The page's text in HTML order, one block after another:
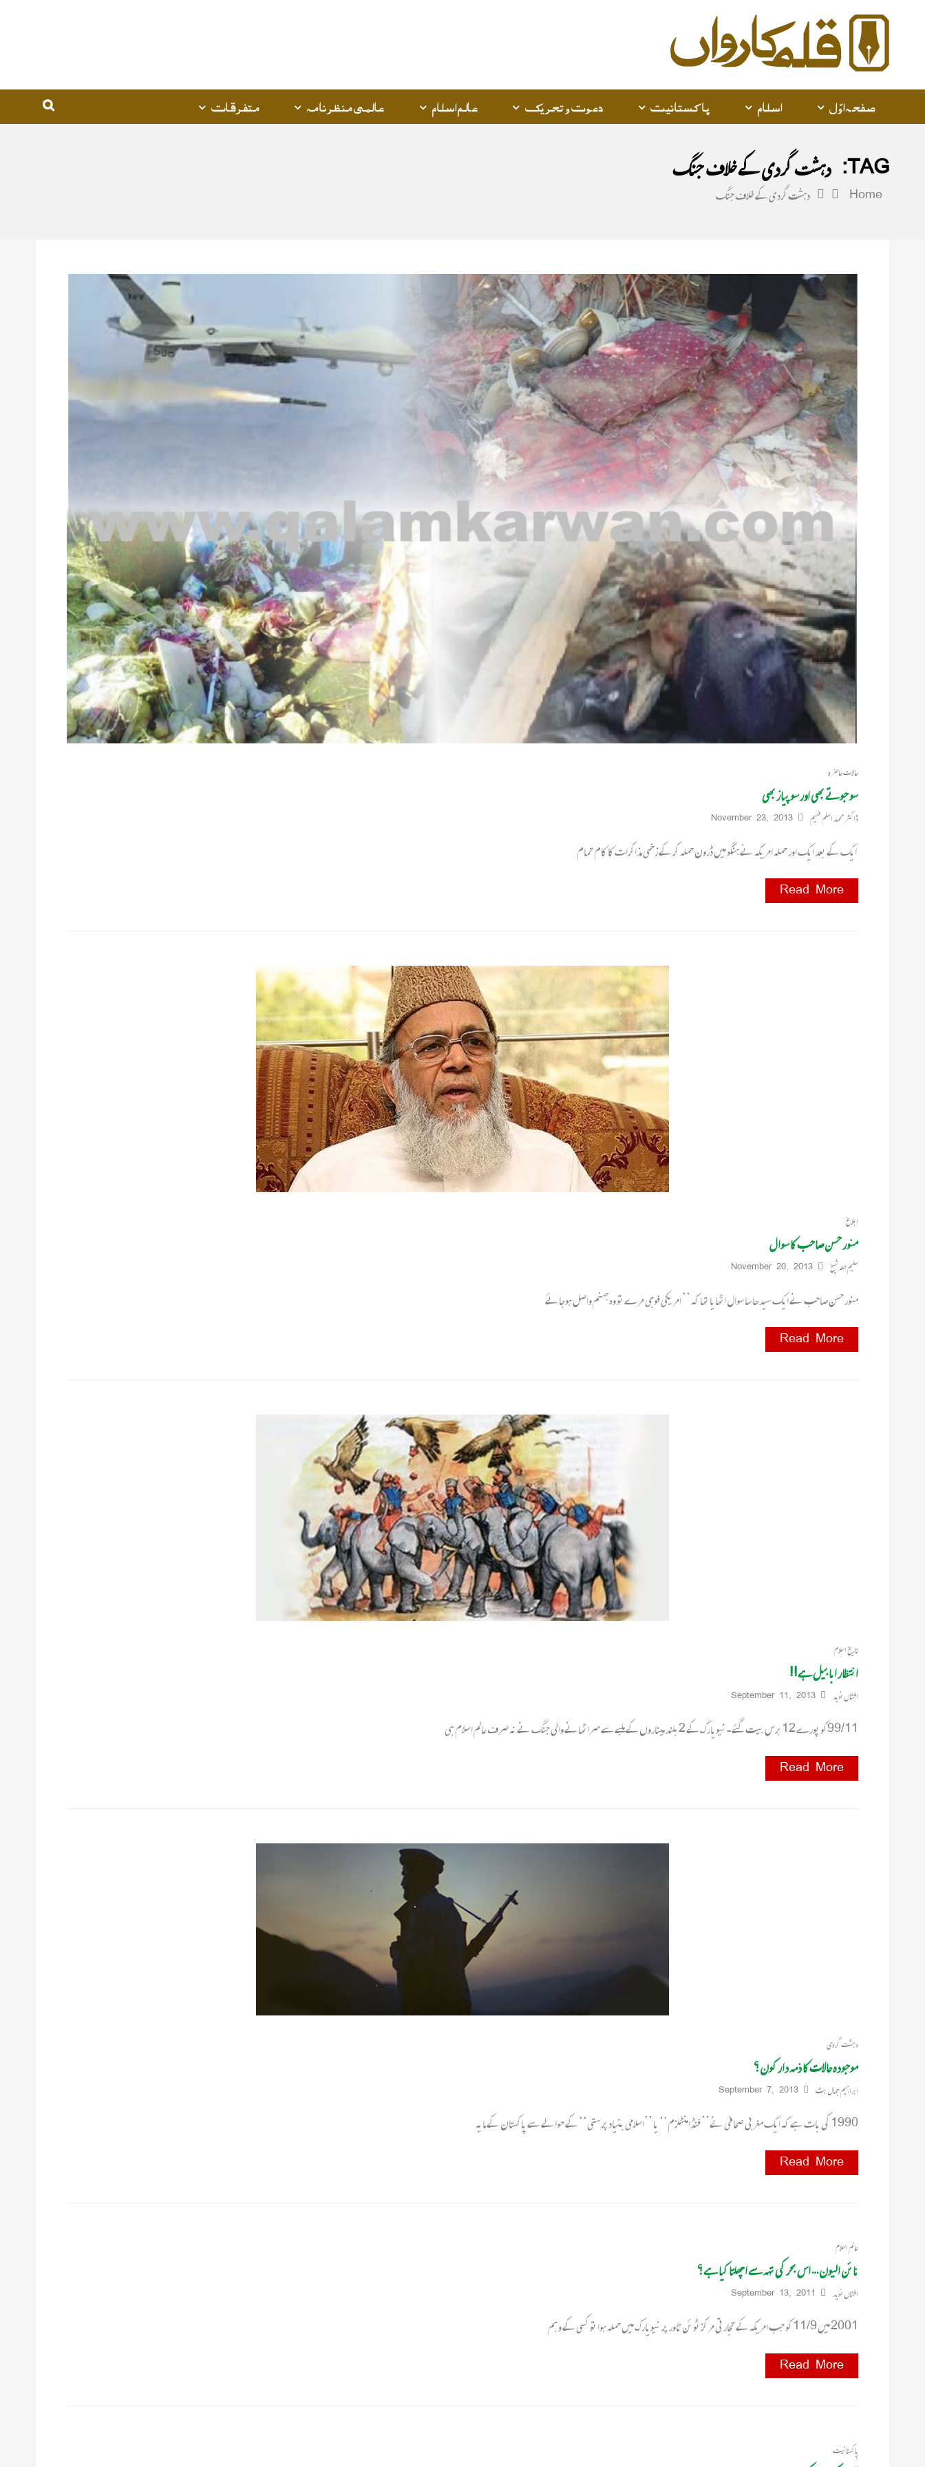
Karwan
صفحہ اوّل اسلام پاکستانیت دعوت و تحریک عالم اسلام عالمی منظرنامہ متفرقات
TAG: دہشت گردی کے خلاف جنگ
Home دہشت گردی کے خلاف جنگ
حالات حاضرہ
سو جوتے بھی اور سو پیاز بھی
ڈاکٹر محمد اسلم فہیم November 23, 2013
ایک کے بعد ایک اور حملہ امریکہ نے ہنگو میں ڈرون حملہ کر کے زخمی مذاکرات کا کام تمام
Read More
ابلاغ
منور حسن صاحب کا سوال
سلیم اللہ شیخ November 20, 2013
منور حسن صاحب نے ایک سیدھا سا سوال اٹھایا تھا کہ ’’ امریکی فوجی مرے تو وہ جہنم واصل ہوجائے
Read More
تاریخ اسلام
انتظار ابابیل ہے!!
افشاں نوید September 11, 2013
99/11کو پورے 12برس بیت گئے۔نیویارک کے 2بلند میناروں کے ملبے سے سراٹھانے والی جنگ نے نہ صرف عالم اسلام ہی
Read More
دہشت گردی
موجودہ حالات کا ذمہ دار کون؟
ابراہیم جمال بٹ September 7, 2013
1990 کی بات ہے کہ ایک مغربی صحافی نے’’ فنڈامنٹلزم‘‘ یا ’’اسلامی بنیاد پرستی‘‘ کے حوالے سے پاکستان کے مایہ
Read More
عالم اسلام
نائن الیون … اس بحر کی تہہ سے اچھلتا کیا ہے؟
افشاں نوید September 13, 2011
2001 میں 11/9 کو جب امریکہ کے تجارتی مرکز ٹوئن ٹاور پر نیویارک میں حملہ ہوا تو کسی کے وہم
Read More
پاکستانیت